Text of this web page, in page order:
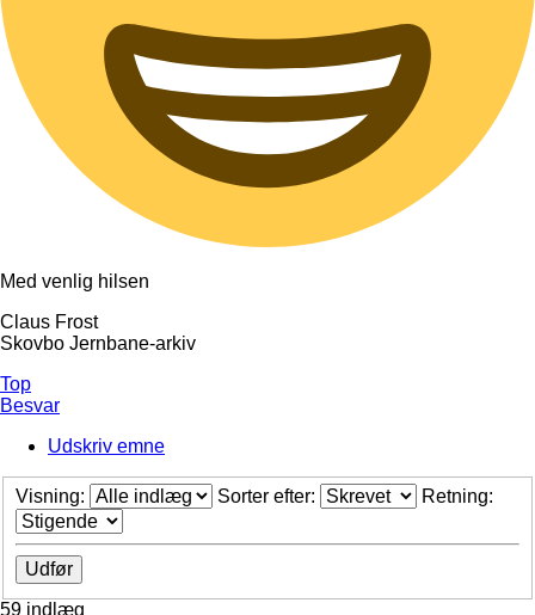
Med venlig hilsen
Claus Frost
Skovbo Jernbane-arkiv
Top
Besvar
Udskriv emne
Visning: Sorter efter: Retning:
59 indlæg